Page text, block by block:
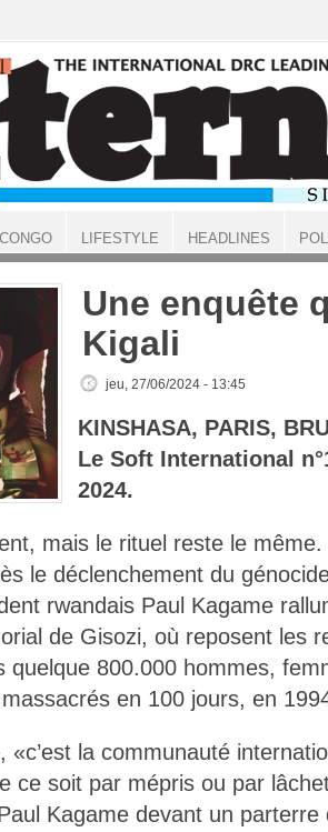
Une enquête
Kigali
jeu, 27/06/2024 - 13:45
KINSHASA, PARIS,
Le Soft International
2024.
mais le rituel reste le
le déclenchement du
rwandais Paul Kagame
de Gisozi, où reposent les
quelque 800.000 hommes,
en 100 jours, en
«c’est la communauté
ce soit par mépris ou par
Kagame devant un parterre
CONGO LIFESTYLE HEADLINES